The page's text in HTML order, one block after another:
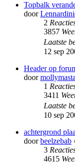
Topbalk
door
2
3857
Laatste
12 sep
Header op
door
1
3411
Laatste
10 sep
achtergrond
doorbeelzebab
3
4615